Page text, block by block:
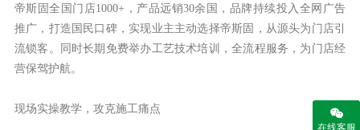
帝斯固全国门店1000+ ，产品远销30余国 ，品牌持续投入全网广告
推广，打造国民口碑，实现业主主动选择帝斯固，从源头为门店引
流锁客。同时长期免费举办工艺技术培训，全流程服务，为门店经
营保驾护航。
现场实操教学，攻克施工痛点
在线客服